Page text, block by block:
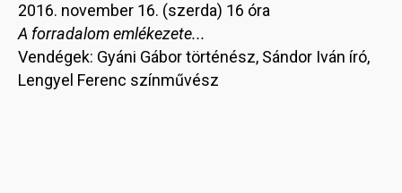
2016. november 16. (szerda) 16 óra
A forradalom emlékezete...
Vendégek: Gyáni Gábor történész, Sándor Iván író,
Lengyel Ferenc színművész